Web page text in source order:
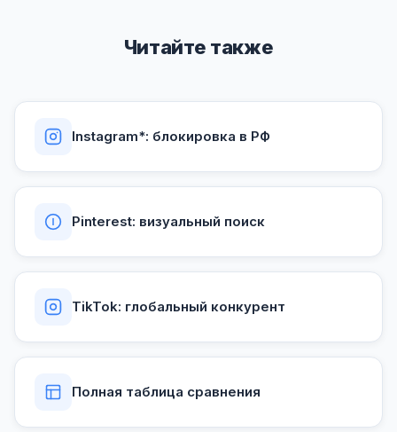
Читайте также
Instagram*: блокировка в РФ
Pinterest: визуальный поиск
TikTok: глобальный конкурент
Полная таблица сравнения